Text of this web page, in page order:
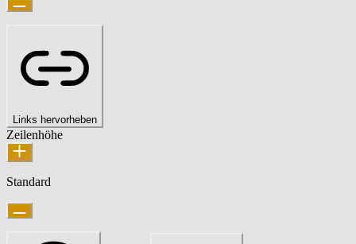
Links hervorheben
Zeilenhöhe
Standard